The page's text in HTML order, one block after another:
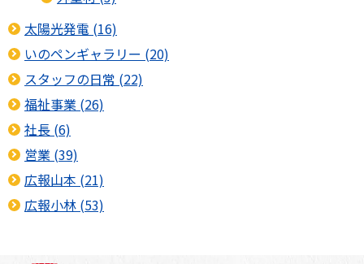
太陽光発電 (16)
いのペンギャラリー (20)
スタッフの日常 (22)
福祉事業 (26)
社長 (6)
営業 (39)
広報山本 (21)
広報小林 (53)